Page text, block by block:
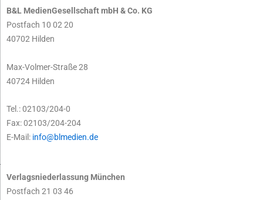
B&L MedienGesellschaft mbH & Co. KG
Postfach 10 02 20
40702 Hilden
Max-Volmer-Straße 28
40724 Hilden
Tel.: 02103/204-0
Fax: 02103/204-204
E-Mail: info@blmedien.de
Verlagsniederlassung München
Postfach 21 03 46